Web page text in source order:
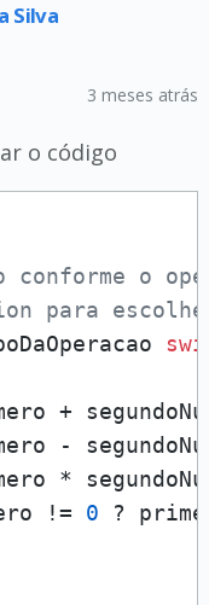
Silva
3 meses atrás
o código
o
para
+
-
*
!= 0 ?